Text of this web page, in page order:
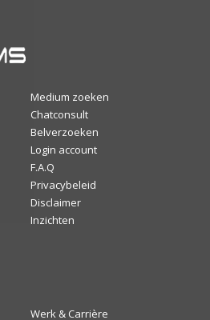
Medium zoeken
Chatconsult
Belverzoeken
Login account
F.A.Q
Privacybeleid
Disclaimer
Inzichten
Werk & Carrière